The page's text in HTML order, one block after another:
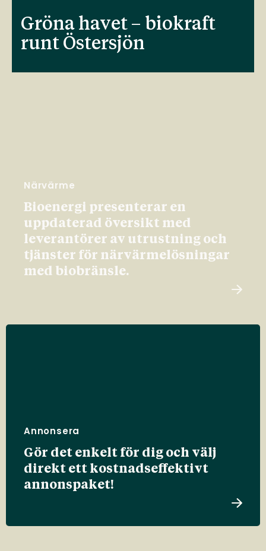
Gröna havet – biokraft
runt Östersjön
Närvärme
Bioenergi presenterar en
uppdaterad översikt med
leverantörer av utrustning och
tjänster för närvärmelösningar
med biobränsle.
Annonsera
Gör det enkelt för dig och välj
direkt ett kostnadseffektivt
annonspaket!